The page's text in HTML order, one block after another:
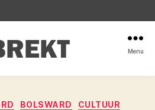
Menu
Categorieën
BOLSWARD
CULTUUR